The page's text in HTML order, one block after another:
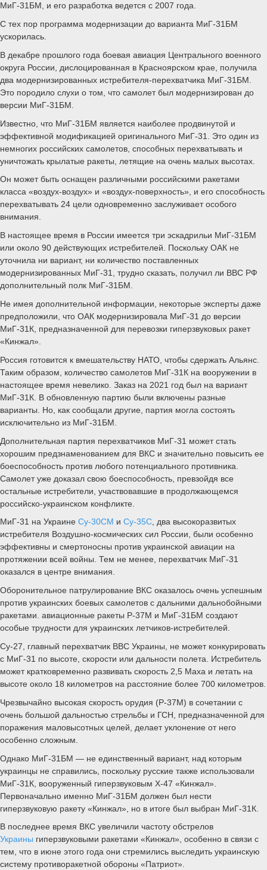
МиГ-31БМ, и его разработка ведется с 2007 года.
С тех пор программа модернизации до варианта МиГ-31БМ
ускорилась.
В декабре прошлого года боевая авиация Центрального военного
округа России, дислоцированная в Красноярском крае, получила
два модернизированных истребителя-перехватчика МиГ-31БМ.
Это породило слухи о том, что самолет был модернизирован до
версии МиГ-31БМ.
Известно, что МиГ-31БМ является наиболее продвинутой и
эффективной модификацией оригинального МиГ-31. Это один из
немногих российских самолетов, способных перехватывать и
уничтожать крылатые ракеты, летящие на очень малых высотах.
Он может быть оснащен различными российскими ракетами
класса «воздух-воздух» и «воздух-поверхность», и его способность
перехватывать 24 цели одновременно заслуживает особого
внимания.
В настоящее время в России имеется три эскадрильи МиГ-31БМ
или около 90 действующих истребителей. Поскольку ОАК не
уточнила ни вариант, ни количество поставленных
модернизированных МиГ-31, трудно сказать, получил ли ВВС РФ
дополнительный полк МиГ-31БМ.
Не имея дополнительной информации, некоторые эксперты даже
предположили, что ОАК модернизировала МиГ-31 до версии
МиГ-31К, предназначенной для перевозки гиперзвуковых ракет
«Кинжал».
Россия готовится к вмешательству НАТО, чтобы сдержать Альянс.
Таким образом, количество самолетов МиГ-31К на вооружении в
настоящее время невелико. Заказ на 2021 год был на вариант
МиГ-31К. В обновленную партию были включены разные
варианты. Но, как сообщали другие, партия могла состоять
исключительно из МиГ-31БМ.
Дополнительная партия перехватчиков МиГ-31 может стать
хорошим предзнаменованием для ВКС и значительно повысить ее
боеспособность против любого потенциального противника.
Самолет уже доказал свою боеспособность, превзойдя все
остальные истребители, участвовавшие в продолжающемся
российско-украинском конфликте.
МиГ-31 на Украине Су-30СМ и Су-35С, два высокоразвитых
истребителя Воздушно-космических сил России, были особенно
эффективны и смертоносны против украинской авиации на
протяжении всей войны. Тем не менее, перехватчик МиГ-31
оказался в центре внимания.
Оборонительное патрулирование ВКС оказалось очень успешным
против украинских боевых самолетов с дальними дальнобойными
ракетами. авиационные ракеты Р-37М и МиГ-31БМ создают
особые трудности для украинских летчиков-истребителей.
Су-27, главный перехватчик ВВС Украины, не может конкурировать
с МиГ-31 по высоте, скорости или дальности полета. Истребитель
может кратковременно развивать скорость 2,5 Маха и летать на
высоте около 18 километров на расстояние более 700 километров.
Чрезвычайно высокая скорость орудия (Р-37М) в сочетании с
очень большой дальностью стрельбы и ГСН, предназначенной для
поражения маловысотных целей, делает уклонение от него
особенно сложным.
Однако МиГ-31БМ — не единственный вариант, над которым
украинцы не справились, поскольку русские также использовали
МиГ-31К, вооруженный гиперзвуковым Х-47 «Кинжал».
Первоначально именно МиГ-31БМ должен был нести
гиперзвуковую ракету «Кинжал», но в итоге был выбран МиГ-31К.
В последнее время ВКС увеличили частоту обстрелов
Украины гиперзвуковыми ракетами «Кинжал», особенно в связи с
тем, что в июне этого года они стремились выследить украинскую
систему противоракетной обороны «Патриот».